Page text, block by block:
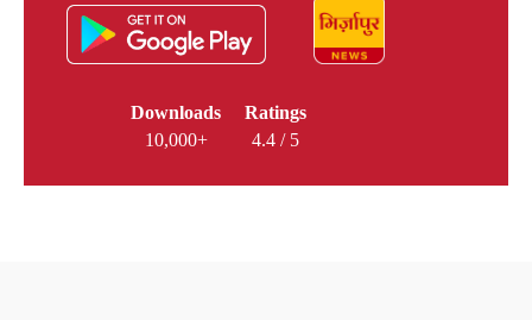
Downloads
10,000+
Ratings
4.4 / 5